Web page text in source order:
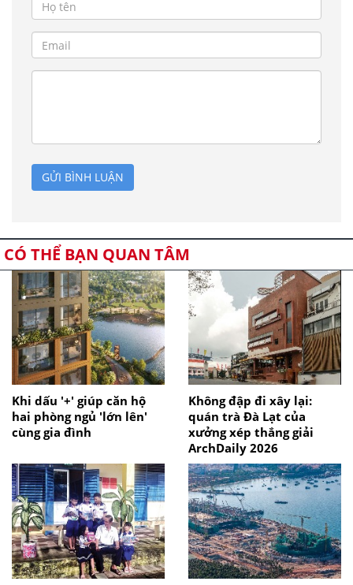
GỬI BÌNH LUẬN
CÓ THỂ BẠN QUAN TÂM
Khi dấu '+' giúp căn hộ
hai phòng ngủ 'lớn lên'
cùng gia đình
Không đập đi xây lại:
quán trà Đà Lạt của
xưởng xép thắng giải
ArchDaily 2026